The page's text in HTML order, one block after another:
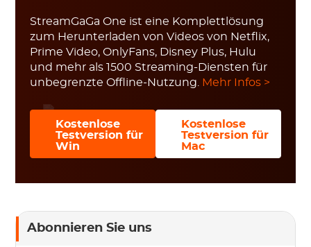
StreamGaGa One ist eine Komplettlösung
zum Herunterladen von Videos von Netflix,
Prime Video, OnlyFans, Disney Plus, Hulu
und mehr als 1500 Streaming-Diensten für
unbegrenzte Offline-Nutzung.
Mehr Infos >
Kostenlose
Testversion für
Win
Kostenlose
Testversion für
Mac
Abonnieren Sie uns